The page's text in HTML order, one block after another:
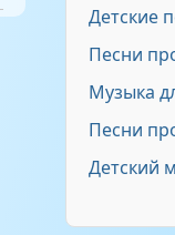
Детские
Песни
Музыка
Песни
Детский